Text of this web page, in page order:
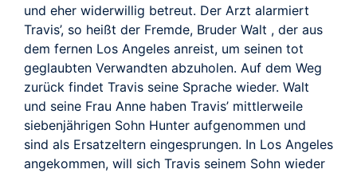
und eher widerwillig betreut. Der Arzt alarmiert
Travis’, so heißt der Fremde, Bruder Walt , der aus
dem fernen Los Angeles anreist, um seinen tot
geglaubten Verwandten abzuholen. Auf dem Weg
zurück findet Travis seine Sprache wieder. Walt
und seine Frau Anne haben Travis’ mittlerweile
siebenjährigen Sohn Hunter aufgenommen und
sind als Ersatzeltern eingesprungen. In Los Angeles
angekommen, will sich Travis seinem Sohn wieder